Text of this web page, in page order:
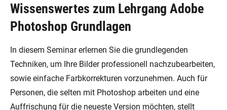
Wissenswertes zum Lehrgang Adobe
Photoshop Grundlagen
In diesem Seminar erlernen Sie die grundlegenden
Techniken, um Ihre Bilder professionell nachzubearbeiten,
sowie einfache Farbkorrekturen vorzunehmen. Auch für
Personen, die selten mit Photoshop arbeiten und eine
Auffrischung für die neueste Version möchten, stellt